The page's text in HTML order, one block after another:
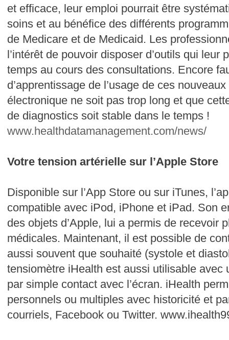
et efficace, leur emploi pourrait être
soins et au bénéfice des différents
de Medicare et de Medicaid. Les
l’intérêt de pouvoir disposer d’outils qui leur
temps au cours des consultations. Encore
d’apprentissage de l’usage de ces
électronique ne soit pas trop long et que
de diagnostics soit stable dans le temps !
www.healthdatamanagement.com/news/
Votre tension artérielle sur l’Apple Store
Disponible sur l’App Store ou sur iTunes,
compatible avec iPod, iPhone et iPad. Son
des objets d’Apple, lui a permis de recevoir
médicales. Maintenant, il est possible de
aussi souvent que souhaité (systole et
tensiomètre iHealth est aussi utilisable avec
par simple contact avec l’écran. iHealth
personnels ou multiples avec historicité et
courriels, Facebook ou Twitter.